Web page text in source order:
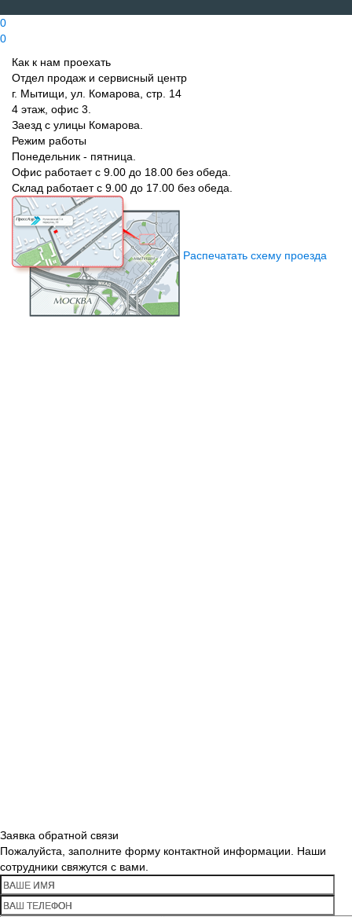
0
0
Как к нам проехать
Отдел продаж и сервисный центр
г. Мытищи, ул. Комарова, стр. 14
4 этаж, офис 3.
Заезд с улицы Комарова.
Режим работы
Понедельник - пятница.
Офис работает с 9.00 до 18.00 без обеда.
Склад работает с 9.00 до 17.00 без обеда.
Распечатать схему проезда
Заявка обратной связи
Пожалуйста, заполните форму контактной информации. Наши
сотрудники свяжутся с вами.